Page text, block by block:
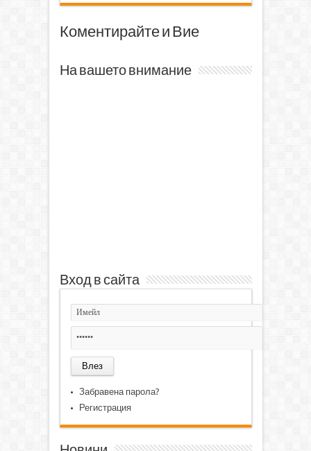
Коментирайте и Вие
На вашето внимание
Вход в сайта
Забравена парола?
Регистрация